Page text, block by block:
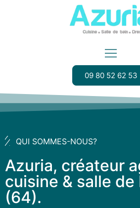
09 80 52 62 53
QUI SOMMES-NOUS?
Azuria, créateur
cuisine & salle de
(64).